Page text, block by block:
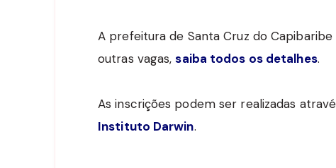
A prefeitura de Santa Cruz do
outras vagas,saiba todos os detalhes.
As inscrições podem ser realizadas
Instituto Darwin.